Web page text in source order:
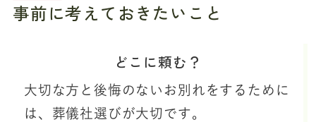
事前に考えておきたいこと
どこに頼む？
大切な方と後悔のないお別れをするために
は、葬儀社選びが大切です。